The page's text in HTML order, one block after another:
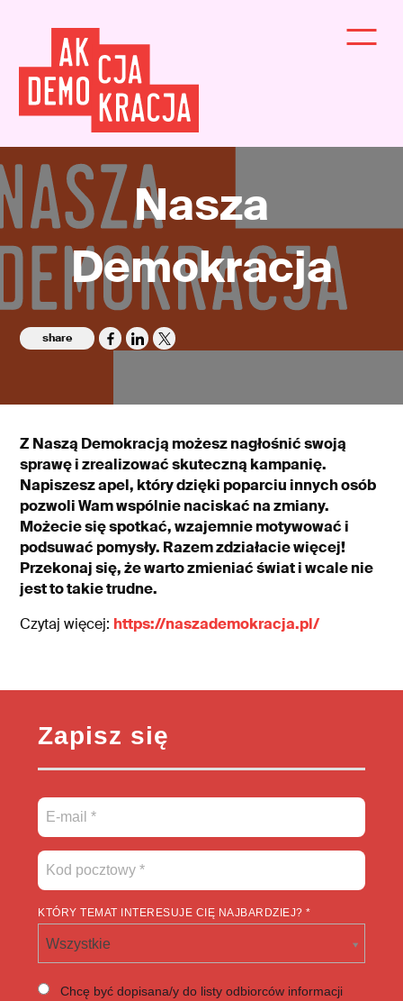
Nasza
Demokracja
share
Z Naszą Demokracją możesz nagłośnić swoją
sprawę i zrealizować skuteczną kampanię.
Napiszesz apel, który dzięki poparciu innych osób
pozwoli Wam wspólnie naciskać na zmiany.
Możecie się spotkać, wzajemnie motywować i
podsuwać pomysły. Razem zdziałacie więcej!
Przekonaj się, że warto zmieniać świat i wcale nie
jest to takie trudne.
Czytaj więcej: https://naszademokracja.pl/
Zapisz się
KTÓRY TEMAT INTERESUJE CIĘ NAJBARDZIEJ? *
Wszystkie
Chcę być dopisana/y do listy odbiorców informacji